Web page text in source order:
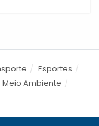
Esportes
Meio Ambiente